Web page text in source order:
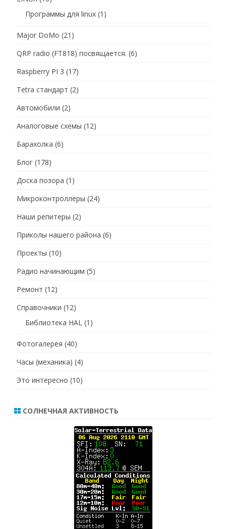
Программы для linux (1)
Major DoMo (21)
QRP radio (FT818) посвящается. (6)
Raspberry PI 3 (17)
Tetra стандарт (2)
Автомобили (2)
Аналоговые схемы (12)
Барахолка (6)
Блог (178)
Доска позора (1)
Микроконтроллеры (24)
Наши репитеры (2)
Приколы нашего района (6)
Проекты (10)
Радио начинающим (5)
Ремонт (12)
Справочники (12)
Библиотека HAL (1)
Фотогалерея (40)
Часы (механика) (4)
Это интересно (10)
СОЛНЕЧНАЯ АКТИВНОСТЬ